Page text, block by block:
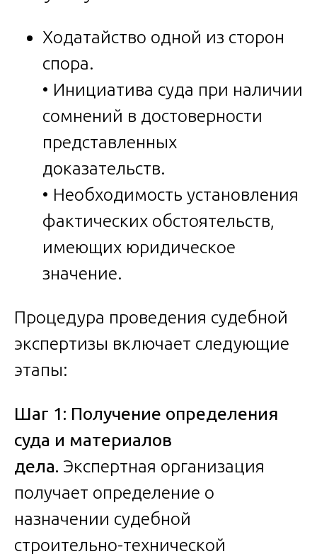
Ходатайство одной из сторон
спора.
• Инициатива суда при наличии
сомнений в достоверности
представленных
доказательств.
• Необходимость установления
фактических обстоятельств,
имеющих юридическое
значение.
Процедура проведения судебной
экспертизы включает следующие
этапы:
Шаг 1: Получение определения
суда и материалов
дела. Экспертная организация
получает определение о
назначении судебной
строительно-технической